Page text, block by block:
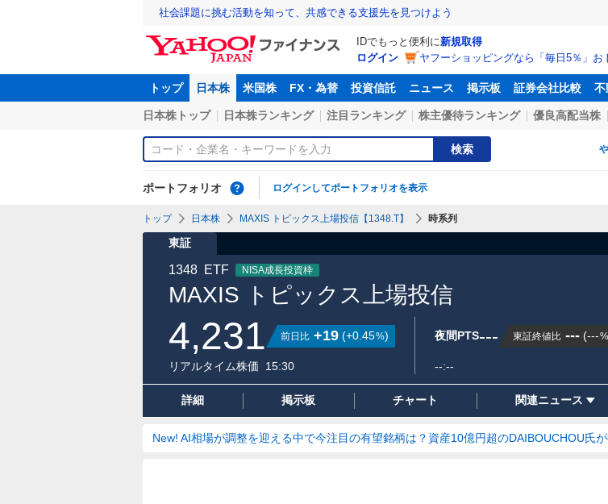
社会課題に挑む活動を知って、共感できる支援先を見つけよう
IDでもっと便利に新規取得
ログイン
ヤフーショッピングなら「毎日5％」お
トップ 日本株 米国株 FX・為替 投資信託 ニュース 掲示板 証券会社比較 不
日本株トップ 日本株ランキング 注目ランキング 株主優待ランキング 優良高配当株
検索
ポートフォリオ ログインしてポートフォリオを表示
トップ 日本株 MAXIS トピックス上場投信【1348.T】 時系列
東証
MAXIS トピックス上場投信
1348 ETF NISA成長投資枠
4,231 前日比 +19 (+0.45%)
リアルタイム株価 15:30
夜間PTS--- 東証終値比 --- (---%
--:--
詳細 掲示板 チャート 関連ニュース
New! AI相場が調整を迎える中で今注目の有望銘柄は？資産10億円超のDAIBOUCHOU氏